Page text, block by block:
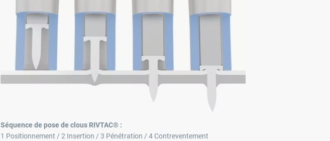
Séquence de pose de clous RIVTAC® :
1 Positionnement / 2 Insertion / 3 Pénétration / 4 Contreventement